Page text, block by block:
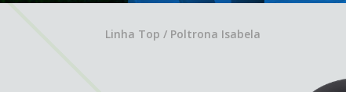
Linha Top / Poltrona Isabela